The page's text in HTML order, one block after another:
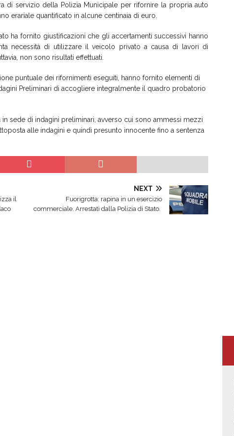
di servizio della Polizia Municipale per rifornire la propria auto
erariale quantificato in alcune centinaia di euro.
ha fornito giustificazioni che gli accertamenti successivi hanno
necessità di utilizzare il veicolo privato a causa di lavori di
non sono risultati effettuati.
puntuale dei rifornimenti eseguiti, hanno fornito elementi di
Preliminari di accogliere integralmente il quadro probatorio
sede di indagini preliminari, avverso cui sono ammessi mezzi
alle indagini e quindi presunto innocente fino a sentenza
il
NEXT
Fuorigrotta: rapina in un esercizio
commerciale. Arrestati dalla Polizia di Stato.